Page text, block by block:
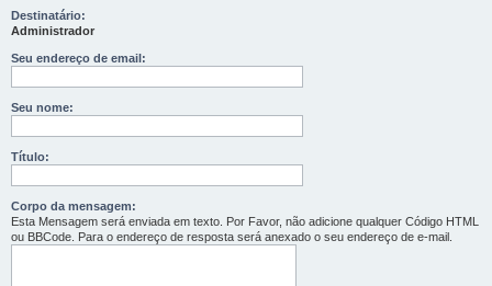
Destinatário:
Administrador
Seu endereço de email:
Seu nome:
Título:
Corpo da mensagem:
Esta Mensagem será enviada em texto. Por Favor, não adicione qualquer Código HTML
ou BBCode. Para o endereço de resposta será anexado o seu endereço de e-mail.